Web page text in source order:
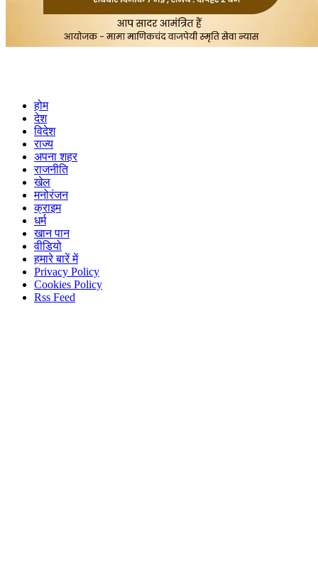
होम
देश
विदेश
राज्य
अपना शहर
राजनीति
खेल
मनोरंजन
क्राइम
धर्म
खान पान
वीडियो
हमारे बारें में
Privacy Policy
Cookies Policy
Rss Feed